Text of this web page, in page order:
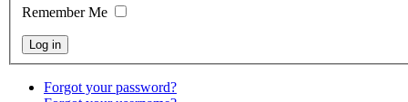
Remember Me
Forgot your password?